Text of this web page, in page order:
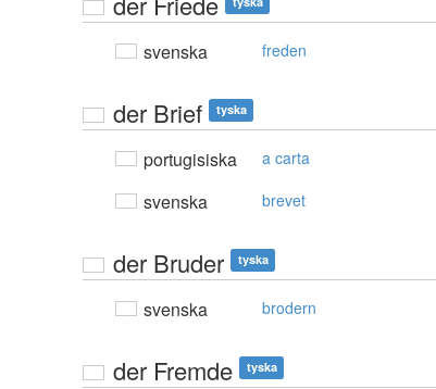
svenska freden
der Brief tyska
portugisiska a carta
svenska brevet
der Bruder tyska
svenska brodern
der Fremde tyska